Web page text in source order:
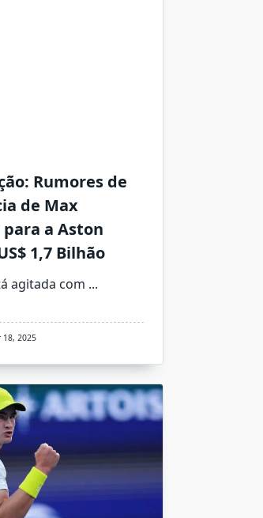
Rumores de
de Max
a Aston
1,7 Bilhão
agitada com ...
18, 2025